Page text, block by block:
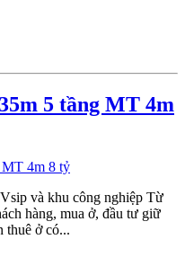
5 tầng MT 4m
và khu công nghiệp Từ
hàng, mua ở, đầu tư giữ
thuê ở có...